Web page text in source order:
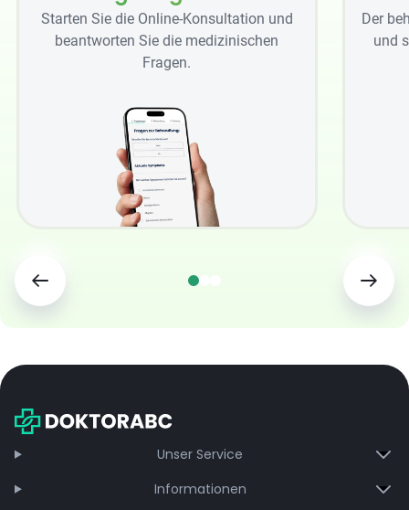
Starten Sie die Online-Konsultation und
beantworten Sie die medizinischen
Fragen.
Der
und
Unser Service
Informationen